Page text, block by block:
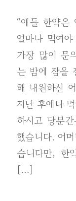
“애들 한약은
얼마나 먹여
가장 많이 문
는 밤에 잠을
해 내원하신
지난 후에나
하시고 당분
했습니다. 어
습니다만, 한
[…]